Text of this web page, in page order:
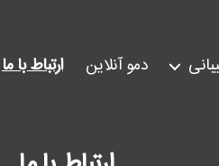
دمو آنلاین ارتباط با ما